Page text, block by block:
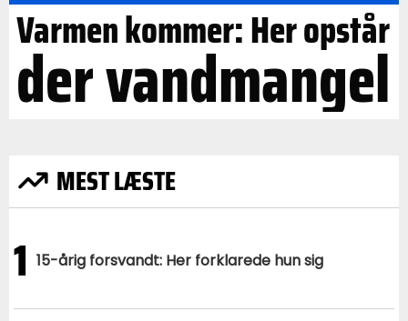
Varmen kommer: Her opstår
der vandmangel
MEST LÆSTE
1 15-årig forsvandt: Her forklarede hun sig